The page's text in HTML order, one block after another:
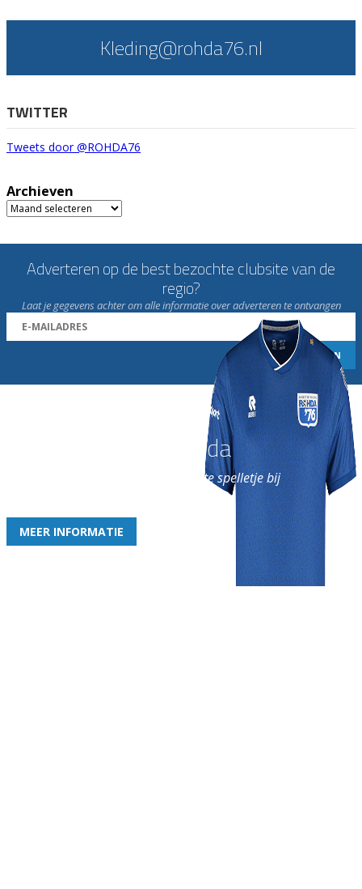
Kleding@rohda76.nl
TWITTER
Tweets door @ROHDA76
Archieven
Archieven
Adverteren op de best bezochte clubsite van de
regio?
Laat je gegevens achter om alle informatie over adverteren te ontvangen
Word nu lid van Rohda
en geniet iedere week van het leukste spelletje bij
MEER INFORMATIE